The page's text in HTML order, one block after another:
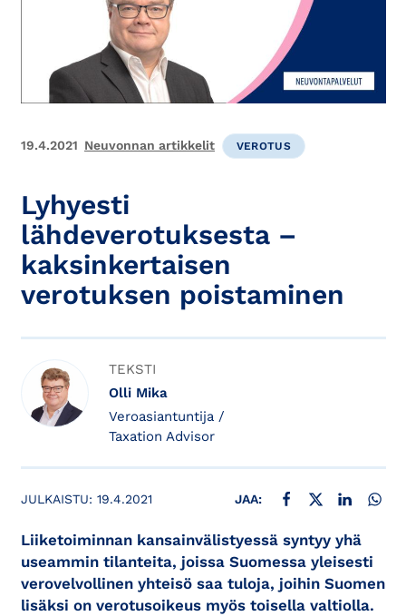
19.4.2021 Neuvonnan artikkelit VEROTUS
Lyhyesti
lähdeverotuksesta –
kaksinkertaisen
verotuksen poistaminen
TEKSTI
Olli Mika
Veroasiantuntija /
Taxation Advisor
JULKAISTU: 19.4.2021 JAA: JAA FACEBOOKISSA
JAA X:SSÄ JAA
Liiketoiminnan kansainvälistyessä syntyy yhä
useammin tilanteita, joissa Suomessa yleisesti
verovelvollinen yhteisö saa tuloja, joihin Suomen
lisäksi on verotusoikeus myös toisella valtiolla.